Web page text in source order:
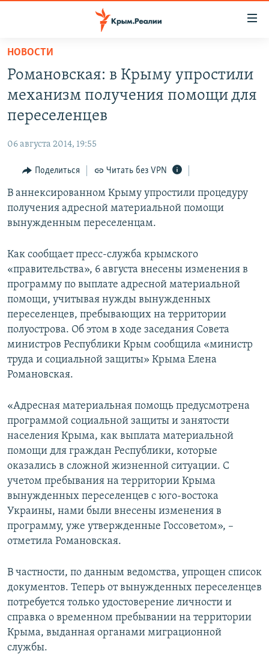
Вернуться
основному
содержанию
главной
навигации
Вернутся
поиску
11 ЛЕТ ОККУПАЦИИ КРЫМА. 11 ИСТОРИЙ СОПРОТИВЛЕНИЯ
ЕЩЕ
ИНТЕРАКТИВ
ИНФОГРАФИКА
ТЕЛЕПРОЕКТ КРЫМ.РЕАЛИИ
ПРОПАВШИЕ БЕЗ ВЕСТИ
ПОБЕДИТЕЛЕЙ НЕ СУДЯТ?
КРЫМ.НЕПОКОРЕННЫЙ
УКРАИНСКАЯ ПРОБЛЕМА КРЫМА
РАДІО СВОБОДА
КАК ОБОЙТИ БЛОКИРОВКУ
Українською
Qırımtatar
Все сайты RFE/RL
НОВОСТИ
Романовская: в Крыму упростили
механизм получения помощи для
переселенцев
06 августа 2014, 19:55
Поделиться Читать без VPN
В аннексированном Крыму упростили процедуру
получения адресной материальной помощи
вынужденным переселенцам.
Как сообщает пресс-служба крымского
«правительства», 6 августа внесены изменения в
программу по выплате адресной материальной
помощи, учитывая нужды вынужденных
переселенцев, пребывающих на территории
полуострова. Об этом в ходе заседания Совета
министров Республики Крым сообщила «министр
труда и социальной защиты» Крыма Елена
Романовская.
«Адресная материальная помощь предусмотрена
программой социальной защиты и занятости
населения Крыма, как выплата материальной
помощи для граждан Республики, которые
оказались в сложной жизненной ситуации. С
учетом пребывания на территории Крыма
вынужденных переселенцев с юго-востока
Украины, нами были внесены изменения в
программу, уже утвержденные Госсоветом», –
отметила Романовская.
В частности, по данным ведомства, упрощен список
документов. Теперь от вынужденных переселенцев
потребуется только удостоверение личности и
справка о временном пребывании на территории
Крыма, выданная органами миграционной
службы.